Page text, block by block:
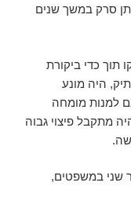
סרק במשך שנים
תוך כדי ביקורת
היה מונע
למנות מומחה
מתקבל פיצוי גבוה
שני במשפטים,